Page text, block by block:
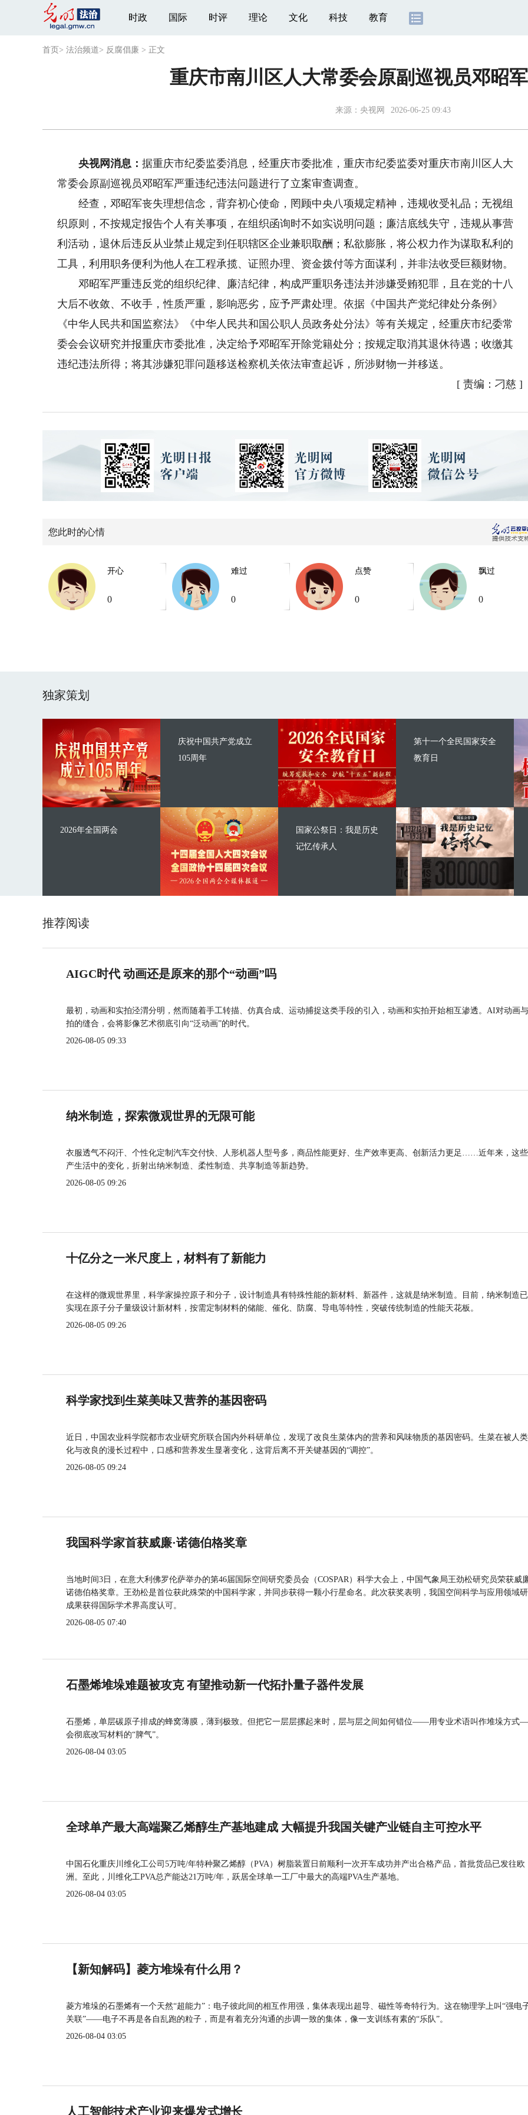
时政 国际 时评 理论 文化 科技 教育
首页 > 法治频道> 反腐倡廉 > 正文
重庆市南川区人大常委会原副巡视员邓昭
来源： 央视网 2026-06-25 09:43
央视网消息：据重庆市纪委监委消息，经重庆市委批准，重庆市纪委监委对重庆市南川区人大
常委会原副巡视员邓昭军严重违纪违法问题进行了立案审查调查。
经查，邓昭军丧失理想信念，背弃初心使命，罔顾中央八项规定精神，违规收受礼品；无视组
织原则，不按规定报告个人有关事项，在组织函询时不如实说明问题；廉洁底线失守，违规从事营
利活动，退休后违反从业禁止规定到任职辖区企业兼职取酬；私欲膨胀，将公权力作为谋取私利的
工具，利用职务便利为他人在工程承揽、证照办理、资金拨付等方面谋利，并非法收受巨额财物。
邓昭军严重违反党的组织纪律、廉洁纪律，构成严重职务违法并涉嫌受贿犯罪，且在党的十八
大后不收敛、不收手，性质严重，影响恶劣，应予严肃处理。依据《中国共产党纪律处分条例》
《中华人民共和国监察法》《中华人民共和国公职人员政务处分法》等有关规定，经重庆市纪委常
委会会议研究并报重庆市委批准，决定给予邓昭军开除党籍处分；按规定取消其退休待遇；收缴其
违纪违法所得；将其涉嫌犯罪问题移送检察机关依法审查起诉，所涉财物一并移送。
[ 责编：刁慈 ]
您此时的心情
开心
0
难过
0
点赞
0
飘过
0
独家策划
庆祝中国共产党成立
105周年
2026年全国两会
第十一个全民国家安全
教育日
国家公祭日：我是历史
记忆传承人
推荐阅读
AIGC时代 动画还是原来的那个“动画”吗
最初，动画和实拍泾渭分明，然而随着手工转描、仿真合成、运动捕捉这类手段的引入，动画和实拍开始相互渗透。AI对动画
拍的缝合，会将影像艺术彻底引向“泛动画”的时代。
2026-08-05 09:33
纳米制造，探索微观世界的无限可能
衣服透气不闷汗、个性化定制汽车交付快、人形机器人型号多，商品性能更好、生产效率更高、创新活力更足……近年来，这
产生活中的变化，折射出纳米制造、柔性制造、共享制造等新趋势。
2026-08-05 09:26
十亿分之一米尺度上，材料有了新能力
在这样的微观世界里，科学家操控原子和分子，设计制造具有特殊性能的新材料、新器件，这就是纳米制造。目前，纳米制造
实现在原子分子量级设计新材料，按需定制材料的储能、催化、防腐、导电等特性，突破传统制造的性能天花板。
2026-08-05 09:26
科学家找到生菜美味又营养的基因密码
近日，中国农业科学院都市农业研究所联合国内外科研单位，发现了改良生菜体内的营养和风味物质的基因密码。生菜在被人
化与改良的漫长过程中，口感和营养发生显著变化，这背后离不开关键基因的“调控”。
2026-08-05 09:24
我国科学家首获威廉·诺德伯格奖章
当地时间3日，在意大利佛罗伦萨举办的第46届国际空间研究委员会（COSPAR）科学大会上，中国气象局王劲松研究员荣获威
诺德伯格奖章。王劲松是首位获此殊荣的中国科学家，并同步获得一颗小行星命名。此次获奖表明，我国空间科学与应用领域
成果获得国际学术界高度认可。
2026-08-05 07:40
石墨烯堆垛难题被攻克 有望推动新一代拓扑量子器件发展
石墨烯，单层碳原子排成的蜂窝薄膜，薄到极致。但把它一层层摞起来时，层与层之间如何错位——用专业术语叫作堆垛方
会彻底改写材料的“脾气”。
2026-08-04 03:05
全球单产最大高端聚乙烯醇生产基地建成 大幅提升我国关键产业链自主可控水平
中国石化重庆川维化工公司5万吨/年特种聚乙烯醇（PVA）树脂装置日前顺利一次开车成功并产出合格产品，首批货品已发往欧
洲。至此，川维化工PVA总产能达21万吨/年，跃居全球单一工厂中最大的高端PVA生产基地。
2026-08-04 03:05
【新知解码】菱方堆垛有什么用？
菱方堆垛的石墨烯有一个天然“超能力”：电子彼此间的相互作用强，集体表现出超导、磁性等奇特行为。这在物理学上叫“强电
关联”——电子不再是各自乱跑的粒子，而是有着充分沟通的步调一致的集体，像一支训练有素的“乐队”。
2026-08-04 03:05
人工智能技术产业迎来爆发式增长